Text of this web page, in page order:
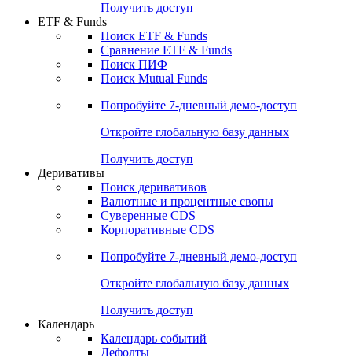
Попробуйте7-дневный
Откройте глобальную базу данных
Получить доступ
ETF & Funds
Сравнение ETF & Funds
Поиск Mutual Funds
Попробуйте7-дневный
Откройте глобальную базу данных
Получить доступ
Деривативы
Валютные и процентные свопы
Корпоративные CDS
Попробуйте7-дневный
Откройте глобальную базу данных